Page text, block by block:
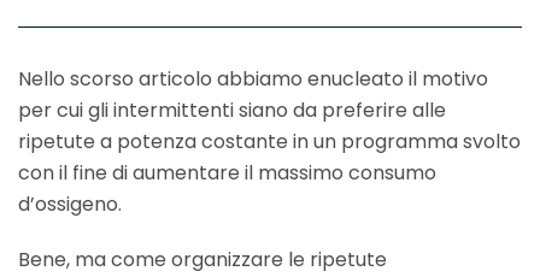
Nello scorso articolo abbiamo enucleato il motivo
per cui gli intermittenti siano da preferire alle
ripetute a potenza costante in un programma svolto
con il fine di aumentare il massimo consumo
d’ossigeno.
Bene, ma come organizzare le ripetute